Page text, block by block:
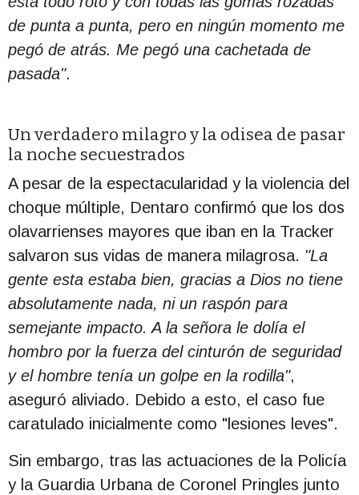
de punta a punta, pero en ningún momento me
pegó de atrás. Me pegó una cachetada de
pasada".
Un verdadero milagro y la odisea de pasar
la noche secuestrados
A pesar de la espectacularidad y la violencia del
choque múltiple, Dentaro confirmó que los dos
olavarrienses mayores que iban en la Tracker
salvaron sus vidas de manera milagrosa. "La
gente esta estaba bien, gracias a Dios no tiene
absolutamente nada, ni un raspón para
semejante impacto. A la señora le dolía el
hombro por la fuerza del cinturón de seguridad
y el hombre tenía un golpe en la rodilla",
aseguró aliviado. Debido a esto, el caso fue
caratulado inicialmente como "lesiones leves".
Sin embargo, tras las actuaciones de la Policía
y la Guardia Urbana de Coronel Pringles junto